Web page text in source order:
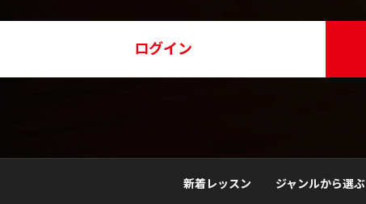
ログイン
新着レッスン ジャンルから選ぶ